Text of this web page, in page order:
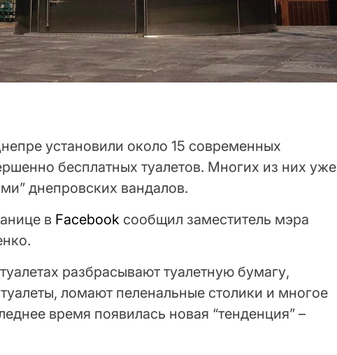
установили около 15 современных
бесплатных туалетов. Многих из них уже
днепровских вандалов.
в Facebook сообщил заместитель мэра
разбрасывают туалетную бумагу,
ломают пеленальные столики и многое
время появилась новая “тенденция” –